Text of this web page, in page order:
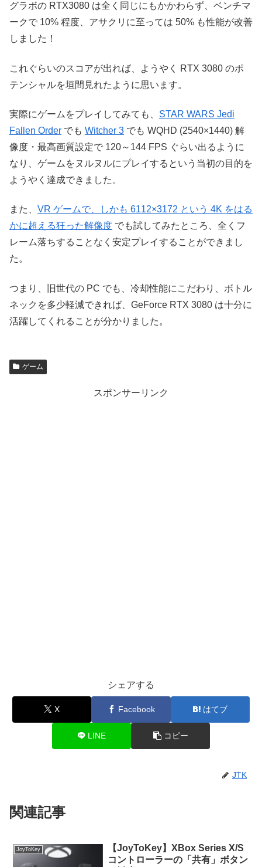
グラボの RTX3080 は全く同じにもかかわらず、ベンチマ
ークで 10% 程度、アサクリに至っては 50% も性能が改善
しました！
これぐらいのスコアが出れば、ようやく RTX 3080 のポ
テンシャルを垣間見れたように思います。
実際にゲームをプレイしてみても、 STAR WARS Jedi
Fallen Order でも Witcher 3 でも WQHD (2540×1440) 解
像度・最高画質設定で 120～144 FPS ぐらい出るように
なり、ゲームをヌルヌルにプレイするという当初の目的を
ようやく達成できました。
また、 VR ゲームで、しかも 6112×3172 という 4K をはる
かに超える狂った解像度 でも試してみたところ、全くフ
レーム落ちすることなく安定プレイすることができまし
た。
つまり、旧世代の PC でも、冷却性能にこだわり、ボトル
ネックを多少軽減できれば、GeForce RTX 3080 は十分に
活躍してくれることが分かりました。
ゲーム
スポンサーリンク
シェアする
X Facebook はてブ
LINE コピー
JTK
関連記事
JoyToKey
【JoyToKey】XBox Series X/S
コントローラーの「共有」ボタン